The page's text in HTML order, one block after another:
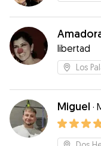
libertad
Los
Miguel ·